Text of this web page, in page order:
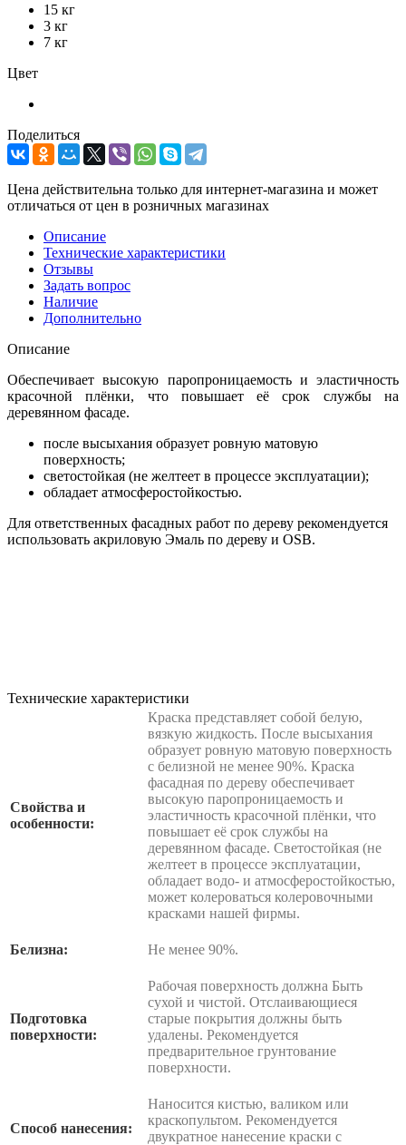
15 кг
3 кг
7 кг
Цвет
Поделиться
Цена действительна только для интернет-магазина и может
отличаться от цен в розничных магазинах
Описание
Технические характеристики
Отзывы
Задать вопрос
Наличие
Дополнительно
Описание
Обеспечивает высокую паропроницаемость и эластичность
красочной плёнки, что повышает её срок службы на
деревянном фасаде.
после высыхания образует ровную матовую
поверхность;
светостойкая (не желтеет в процессе эксплуатации);
обладает атмосферостойкостью.
Для ответственных фасадных работ по дереву рекомендуется
использовать акриловую Эмаль по дереву и OSB.
Технические характеристики
Свойства и
особенности:
Краска представляет собой белую,
вязкую жидкость. После высыхания
образует ровную матовую поверхность
с белизной не менее 90%. Краска
фасадная по дереву обеспечивает
высокую паропроницаемость и
эластичность красочной плёнки, что
повышает её срок службы на
деревянном фасаде. Светостойкая (не
желтеет в процессе эксплуатации,
обладает водо- и атмосферостойкостью,
может колероваться колеровочными
красками нашей фирмы.
Белизна: Не менее 90%.
Подготовка
поверхности:
Рабочая поверхность должна Быть
сухой и чистой. Отслаивающиеся
старые покрытия должны быть
удалены. Рекомендуется
предварительное грунтование
поверхности.
Способ нанесения:
Наносится кистью, валиком или
краскопультом. Рекомендуется
двукратное нанесение краски с